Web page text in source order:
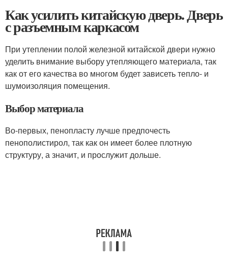
Как усилить китайскую дверь. Дверь
с разъемным каркасом
При утеплении полой железной китайской двери нужно
уделить внимание выбору утепляющего материала, так
как от его качества во многом будет зависеть тепло- и
шумоизоляция помещения.
Выбор материала
Во-первых, пенопласту лучше предпочесть
пенополистирол, так как он имеет более плотную
структуру, а значит, и прослужит дольше.